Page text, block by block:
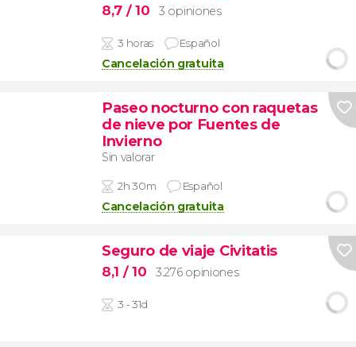
8,7 / 10 3 opiniones
3 horas Español
Cancelación gratuita
Paseo nocturno con raquetas
de nieve por Fuentes de
Invierno
Sin valorar
2h 30m Español
Cancelación gratuita
Seguro de viaje Civitatis
8,1 / 10 3.276 opiniones
3 - 31d